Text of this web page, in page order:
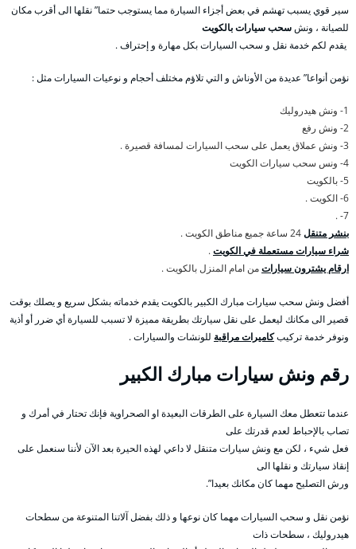
سير قوي يسبب تهشم في بعض أجزاء السيارة مما يستوجب حتما” نقلها الى أقرب مكان
للصيانة ، ونشسحب سيارات بالكويت
يقدم لكم خدمة نقل و سحب السيارات بكل مهارة و إحتراف .
نؤمن أنواعا” عديدة من الأوناش و التي تلاؤم مختلف أحجام و نوعيات السيارات مثل :
1- ونش هيدروليك
2- ونش رفع
3- ونش عملاق يعمل على سحب السيارات لمسافة قصيرة .
4- ونس سحب سيارات الكويت
5- بالكويت
6- الكويت .
7- .
بنشر متنقل
شراء سيارات مستعملة في الكويت.
ارقام يشترون سياراتمن امام المنزل بالكويت .
أفضل ونش سحب سيارات مبارك الكبير بالكويت يقدم خدماته بشكل سريع و يصلك بوقت
قصير الى مكانك ليعمل على نقل سيارتك بطريقة مميزة لا تسبب للسيارة أي ضرر أو أذية
ونوفر خدمة تركيبكاميرات مراقبة للونشات والسيارات .
رقم ونش سيارات مبارك الكبير
عندما تتعطل معك السيارة على الطرقات البعيدة او الصحراوية فإنك تحتار في أمرك و
تصاب بالإحباط لعدم قدرتك على
فعل شيء ، لكن مع ونش سيارات متنقل لا داعي لهذه الحيرة بعد الآن لأننا سنعمل على
إنقاذ سيارتك و نقلها الى
ورش التصليح مهما كان مكانك بعيدا”.
نؤمن نقل و سحب السيارات مهما كان نوعها و ذلك بفضل آلاتنا المتنوعة من سطحات
هيدروليك ، سطحات ذات